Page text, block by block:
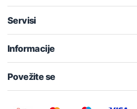
Servisi
Informacije
Povežite se